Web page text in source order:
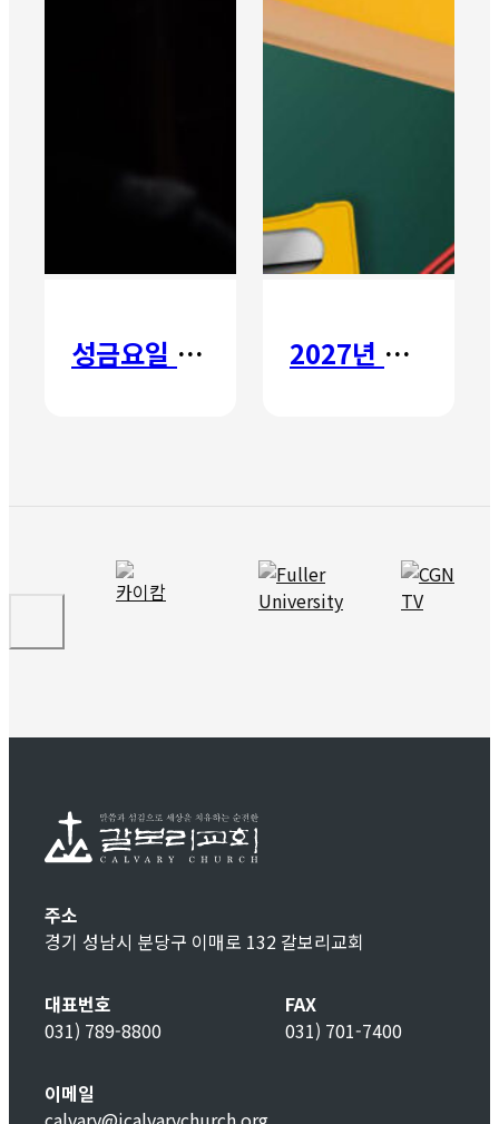
성금요일 칸타타 2027년 갈보리 어학원 유치부 신입생 모집
주소
경기 성남시 분당구 이매로 132 갈보리교회
대표번호
031) 789-8800
FAX
031) 701-7400
이메일